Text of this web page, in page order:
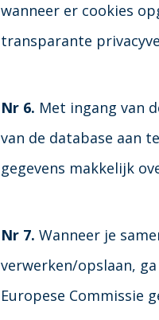
wanneer er cookies
transparante
Nr 6. Met ingang van
van de database aan
gegevens makkelijk
Nr 7. Wanneer je
verwerken/opslaan,
Europese Commissie